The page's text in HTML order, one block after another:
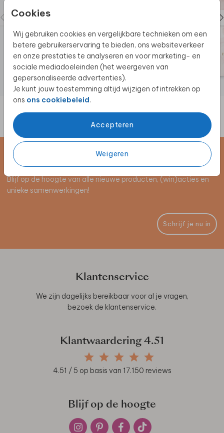
Cookies
Wij gebruiken cookies en vergelijkbare technieken om een
betere gebruikerservaring te bieden, ons websiteverkeer
en onze prestaties te analyseren en voor marketing- en
sociale mediadoeleinden (het weergeven van
gepersonaliseerde advertenties).
Je kunt jouw toestemming altijd wijzigen of intrekken op
ons ons cookiebeleid.
Accepteren
Weigeren
Schrijf je in voor de nieuwsbrief
Blijf op de hoogte van alle nieuwe producten, (win)acties en
unieke samenwerkingen!
Schrijf je nu in
Klantenservice
We zijn dagelijks bereikbaar voor al je vragen,
bezoek de klantenservice.
Klantwaardering 4.51
4.51 / 5 op basis van 17.150 reviews
Blijf op de hoogte